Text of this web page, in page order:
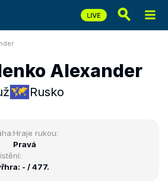
Alexander
Rusko
Hraje rukou:
Pravá
- / 477.